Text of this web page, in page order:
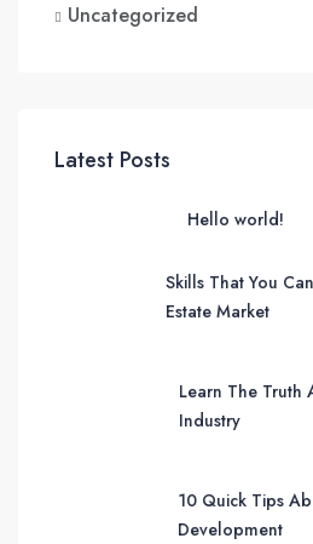
Uncategorized
Latest Posts
Hello world!
Skills That You
Estate Market
Learn The Truth
Industry
10 Quick Tips
Development